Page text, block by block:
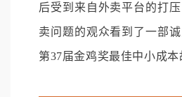
后受到来自外卖平台的打
卖问题的观众看到了一部
第37届金鸡奖最佳中小成本